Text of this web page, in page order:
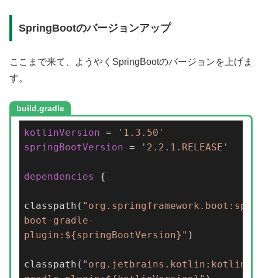
SpringBootのバージョンアップ
ここまで来て、ようやくSpringBootのバージョンを上げま
す。
build.gradle
kotlinVersion =
'1.3.50'
springBootVersion = '2.2.1.RELEASE'
dependencies {
classpath (
boot-gradle-
plugin:${springBootVersion}" )
classpath ( "org.jetbrains.kotlin:kotlin-